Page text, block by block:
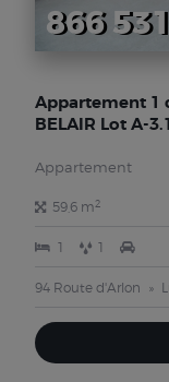
866
Appartement 1
BELAIR Lot A-
Appartement
59,6 m2
1 1
94 Route d'Arlon